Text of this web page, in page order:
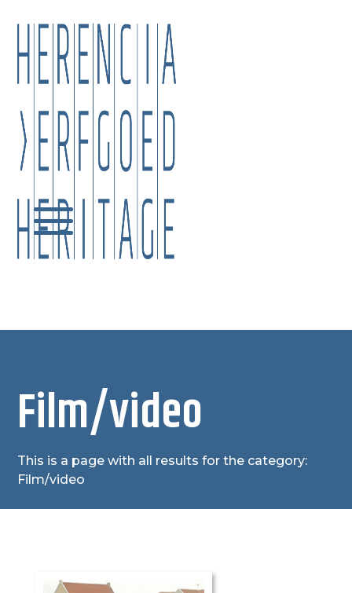
Film/video
This is a page with all results for the category:
Film/video